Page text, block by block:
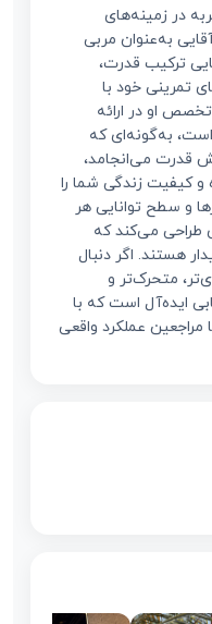
در زمینه‌های
به‌عنوان مربی
ترکیب قدرت،
تمرینی خود با
او در ارائه
به‌گونه‌ای که
قدرت می‌انجامد،
کیفیت زندگی شما را
و سطح توانایی هر
طراحی می‌کند که
هستند. اگر دنبال
متحرک‌تر و
ایده‌آل است که با
عملکرد واقعی